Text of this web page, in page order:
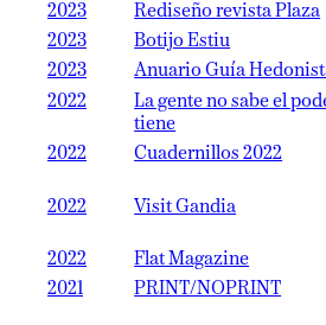
2023
Rediseño revista Plaza
2023
Botijo Estiu
2023
Anuario Guía
2022
La gente no sabe el
tiene
2022 Cuadernillos 2022
2022
Visit Gandia
2022
Flat Magazine
2021
PRINT/NOPRINT